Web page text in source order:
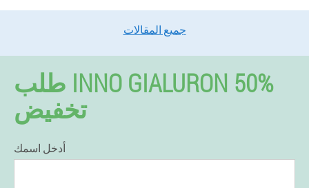
جميع المقالات
طلب INNO GIALURON 50%
تخفيض
أدخل اسمك